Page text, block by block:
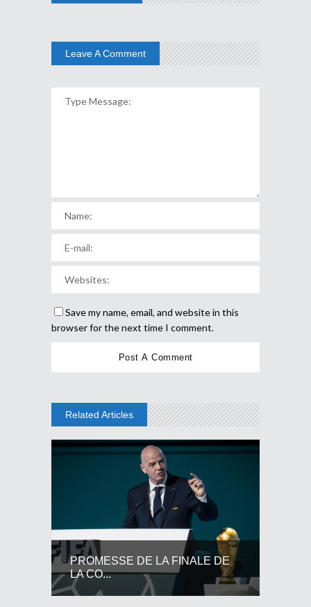
Leave A Comment
Save my name, email, and website in this
browser for the next time I comment.
Related Articles
PROMESSE DE LA FINALE DE
LA CO...